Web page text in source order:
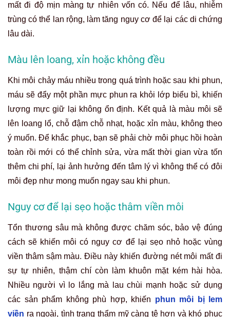
mất đi độ mịn màng tự nhiên vốn có. Nếu để lâu, nhiễm
trùng có thể lan rộng, làm tăng nguy cơ để lại các di chứng
lâu dài.
Màu lên loang, xỉn hoặc không đều
Khi môi chảy máu nhiều trong quá trình hoặc sau khi phun,
máu sẽ đẩy một phần mực phun ra khỏi lớp biểu bì, khiến
lượng mực giữ lại không ổn định. Kết quả là màu môi sẽ
lên loang lổ, chỗ đậm chỗ nhạt, hoặc xỉn màu, không theo
ý muốn. Để khắc phục, bạn sẽ phải chờ môi phục hồi hoàn
toàn rồi mới có thể chỉnh sửa, vừa mất thời gian vừa tốn
thêm chi phí, lại ảnh hưởng đến tâm lý vì không thể có đôi
môi đẹp như mong muốn ngay sau khi phun.
Nguy cơ để lại sẹo hoặc thâm viền môi
Tổn thương sâu mà không được chăm sóc, bảo vệ đúng
cách sẽ khiến môi có nguy cơ để lại sẹo nhỏ hoặc vùng
viền thâm sậm màu. Điều này khiến đường nét môi mất đi
sự tự nhiên, thậm chí còn làm khuôn mặt kém hài hòa.
Nhiều người vì lo lắng mà lau chùi mạnh hoặc sử dụng
các sản phẩm không phù hợp, khiến phun môi bị lem
viền ra ngoài, tình trạng thẩm mỹ càng tệ hơn và khó phục